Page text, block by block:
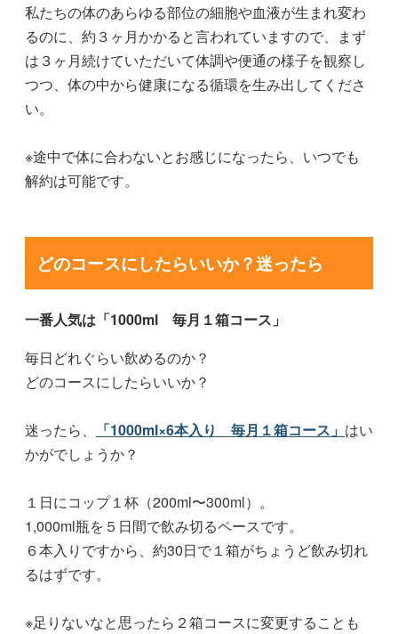
私たちの体のあらゆる部位の細胞や血液が生まれ変わ
るのに、約３ヶ月かかると言われていますので、まず
は３ヶ月続けていただいて体調や便通の様子を観察し
つつ、体の中から健康になる循環を生み出してくださ
い。
※途中で体に合わないとお感じになったら、いつでも
解約は可能です。
どのコースにしたらいいか？迷ったら
一番人気は「1000ml 毎月１箱コース」
毎日どれぐらい飲めるのか？
どのコースにしたらいいか？
迷ったら、 「1000ml×6本入り 毎月１箱コース」 はい
かがでしょうか？
１日にコップ１杯（200ml〜300ml）。
1,000ml瓶を５日間で飲み切るペースです。
６本入りですから、約30日で１箱がちょうど飲み切れ
るはずです。
※足りないなと思ったら２箱コースに変更することも